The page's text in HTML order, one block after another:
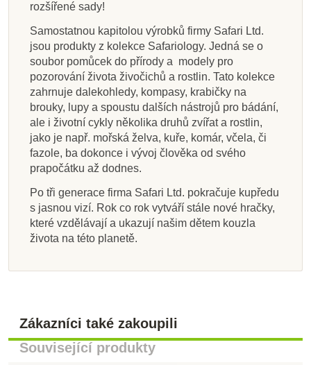
rozšířené sady!
Samostatnou kapitolou výrobků firmy Safari Ltd.
jsou produkty z kolekce Safariology. Jedná se o
soubor pomůcek do přírody a modely pro
pozorování života živočichů a rostlin. Tato kolekce
zahrnuje dalekohledy, kompasy, krabičky na
brouky, lupy a spoustu dalších nástrojů pro bádání,
ale i životní cykly několika druhů zvířat a rostlin,
jako je např. mořská želva, kuře, komár, včela, či
fazole, ba dokonce i vývoj člověka od svého
prapočátku až dodnes.
Po tři generace firma Safari Ltd. pokračuje kupředu
s jasnou vizí. Rok co rok vytváří stále nové hračky,
které vzdělávají a ukazují našim dětem kouzla
života na této planetě.
Zákazníci také zakoupili
Související produkty